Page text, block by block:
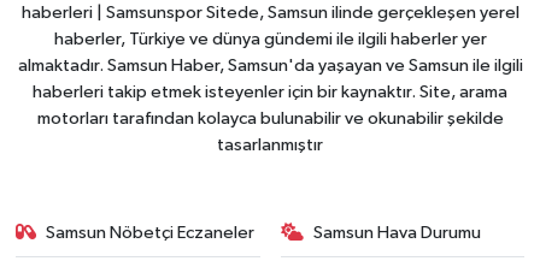
haberleri | Samsunspor Sitede, Samsun ilinde gerçekleşen yerel
haberler, Türkiye ve dünya gündemi ile ilgili haberler yer
almaktadır. Samsun Haber, Samsun'da yaşayan ve Samsun ile ilgili
haberleri takip etmek isteyenler için bir kaynaktır. Site, arama
motorları tarafından kolayca bulunabilir ve okunabilir şekilde
tasarlanmıştır
Samsun Nöbetçi Eczaneler Samsun Hava Durumu